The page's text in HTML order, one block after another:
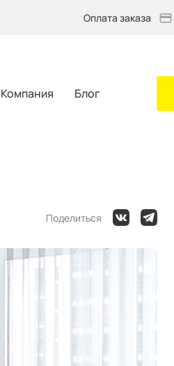
Оплата заказа
Компания Блог
Поделиться